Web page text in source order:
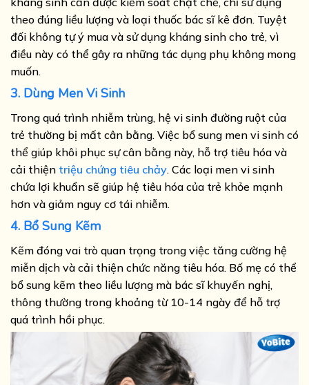
theo đúng liều lượng và loại thuốc bác sĩ kê đơn. Tuyệt
đối không tự ý mua và sử dụng kháng sinh cho trẻ, vì
điều này có thể gây ra những tác dụng phụ không mong
muốn.
3. Dùng Men Vi Sinh
Trong quá trình nhiễm trùng, hệ vi sinh đường ruột của
trẻ thường bị mất cân bằng. Việc bổ sung men vi sinh có
thể giúp khôi phục sự cân bằng này, hỗ trợ tiêu hóa và
cải thiện triệu chứng tiêu chảy. Các loại men vi sinh
chứa lợi khuẩn sẽ giúp hệ tiêu hóa của trẻ khỏe mạnh
hơn và giảm nguy cơ tái nhiễm.
4. Bổ Sung Kẽm
Kẽm đóng vai trò quan trọng trong việc tăng cường hệ
miễn dịch và cải thiện chức năng tiêu hóa. Bố mẹ có thể
bổ sung kẽm theo liều lượng mà bác sĩ khuyến nghị,
thông thường trong khoảng từ 10-14 ngày để hỗ trợ
quá trình hồi phục.